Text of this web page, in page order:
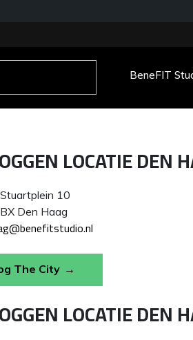
Main Menu
BeneFIT
LOCATIE DEN
10
Den Haag
The City
LOCATIE DEN